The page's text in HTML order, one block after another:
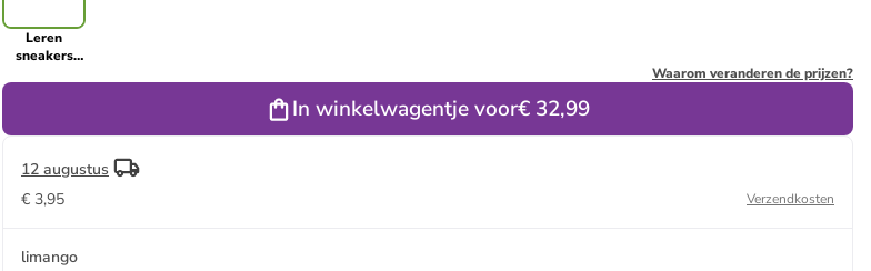
Leren
sneakers
Waarom veranderen de prijzen?
In winkelwagentje voor€ 32,99
12 augustus
€ 3,95
Verzendkosten
limango